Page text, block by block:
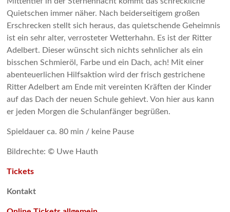
Quietschen immer näher. Nach beiderseitigem großen
Erschrecken stellt sich heraus, das quietschende Geheimnis
ist ein sehr alter, verrosteter Wetterhahn. Es ist der Ritter
Adelbert. Dieser wünscht sich nichts sehnlicher als ein
bisschen Schmieröl, Farbe und ein Dach, ach! Mit einer
abenteuerlichen Hilfsaktion wird der frisch gestrichene
Ritter Adelbert am Ende mit vereinten Kräften der Kinder
auf das Dach der neuen Schule gehievt. Von hier aus kann
er jeden Morgen die Schulanfänger begrüßen.
Spieldauer ca. 80 min / keine Pause
Bildrechte: © Uwe Hauth
Tickets
Kontakt